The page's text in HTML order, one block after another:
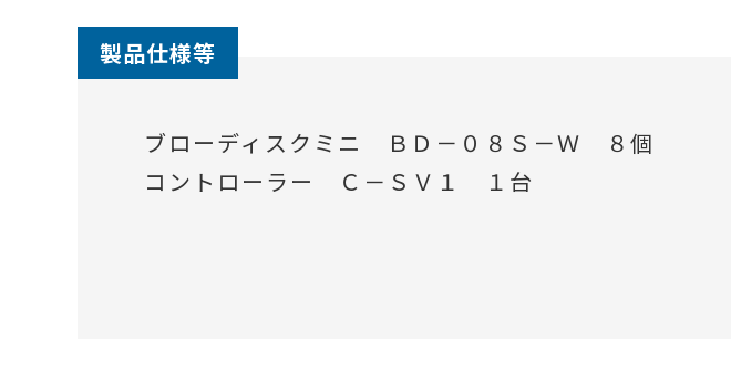
製品仕様等
ブローディスクミニ ＢＤ－０８Ｓ－Ｗ ８個
コントローラー Ｃ－ＳＶ１ １台